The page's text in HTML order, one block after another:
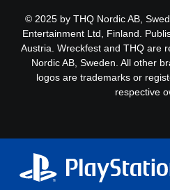
© 2025 by THQ Nordic AB,
Entertainment Ltd, Finland.
Austria. Wreckfest and THQ are
Nordic AB, Sweden. All other
logos are trademarks or
respective